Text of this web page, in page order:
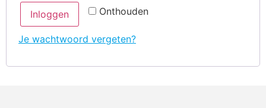
Onthouden
Inloggen
Je wachtwoord vergeten?